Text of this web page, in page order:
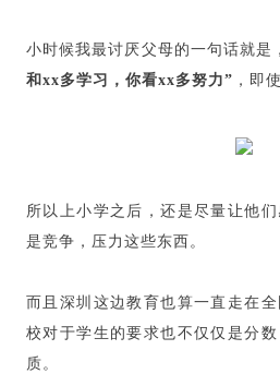
小时候我最讨厌父母的一句话就是
和xx多学习，你看xx多努力” ，即
所以上小学之后，还是尽量让他
是竞争，压力这些东西。
而且深圳这边教育也算一直走在
校对于学生的要求也不仅仅是分
质。